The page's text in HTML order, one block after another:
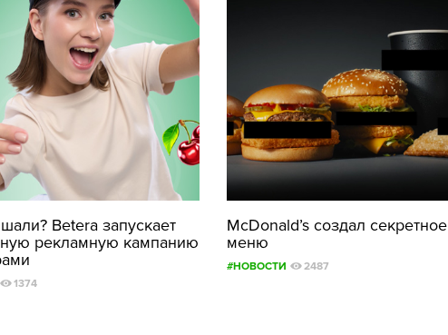
Betera запускает
рекламную кампанию
1374
McDonald’s создал секретное
меню
#НОВОСТИ 2487